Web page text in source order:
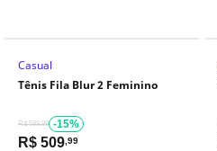
Casual
Tênis Fila Blur 2 Feminino
R$ 599,99 -15%
R$ 509 ,99